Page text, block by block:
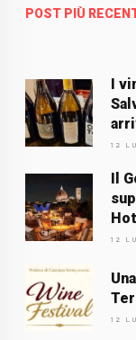
POST PIÙ
I
12
Il
12
12